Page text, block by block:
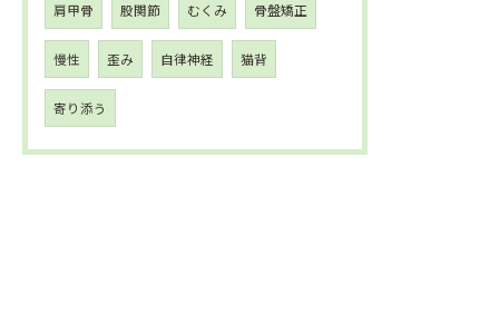
肩甲骨 股関節 むくみ 骨盤矯正
慢性 歪み 自律神経 猫背
寄り添う